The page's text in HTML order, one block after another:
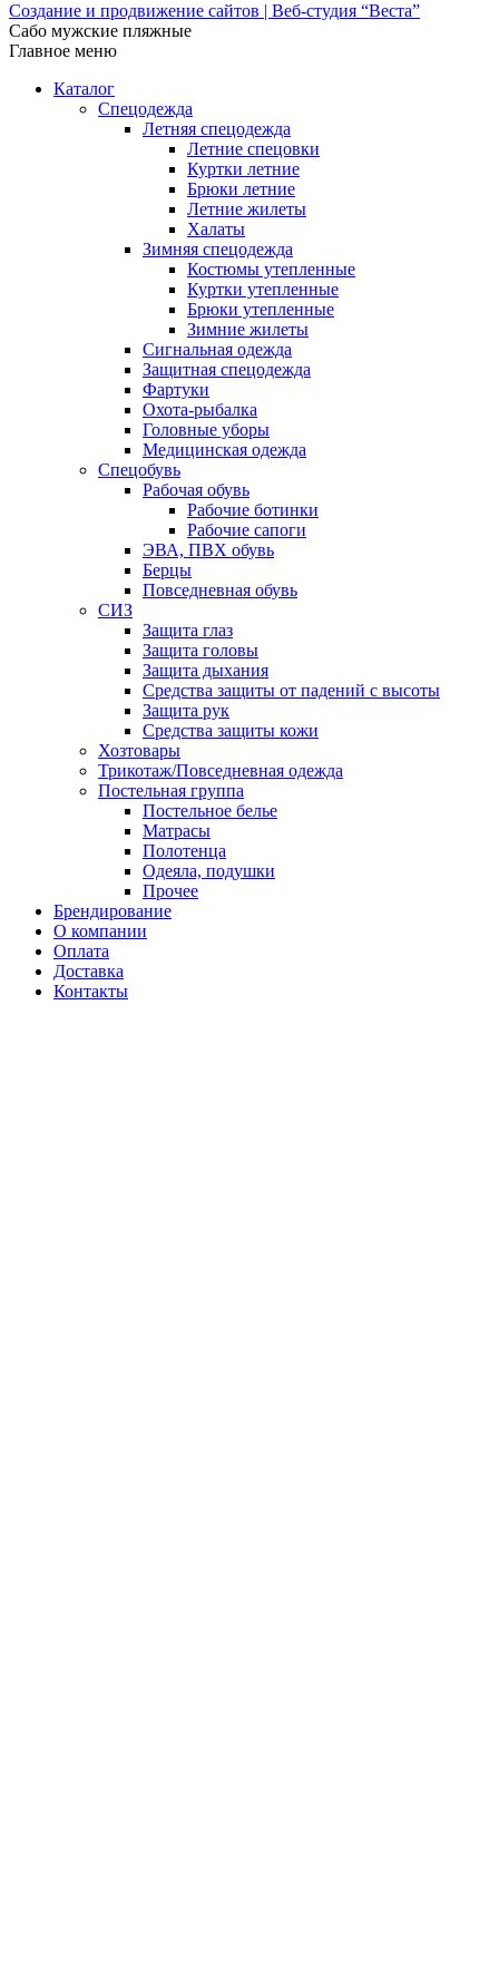
Создание и продвижение сайтов | Веб-студия “Веста”
Сабо мужские пляжные
Главное меню
Каталог
Спецодежда
Летняя спецодежда
Летние спецовки
Куртки летние
Брюки летние
Летние жилеты
Халаты
Зимняя спецодежда
Костюмы утепленные
Куртки утепленные
Брюки утепленные
Зимние жилеты
Сигнальная одежда
Защитная спецодежда
Фартуки
Охота-рыбалка
Головные уборы
Медицинская одежда
Спецобувь
Рабочая обувь
Рабочие ботинки
Рабочие сапоги
ЭВА, ПВХ обувь
Берцы
Повседневная обувь
СИЗ
Защита глаз
Защита головы
Защита дыхания
Средства защиты от падений с высоты
Защита рук
Средства защиты кожи
Хозтовары
Трикотаж/Повседневная одежда
Постельная группа
Постельное белье
Матрасы
Полотенца
Одеяла, подушки
Прочее
Брендирование
О компании
Оплата
Доставка
Контакты